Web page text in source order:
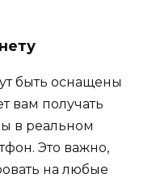
быть оснащены
вам получать
в реальном
Это важно,
на любые